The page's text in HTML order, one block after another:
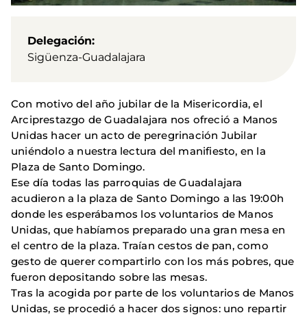
Delegación
Sigüenza-Guadalajara
Con motivo del año jubilar de la Misericordia, el
Arciprestazgo de Guadalajara nos ofreció a Manos
Unidas hacer un acto de peregrinación Jubilar
uniéndolo a nuestra lectura del manifiesto, en la
Plaza de Santo Domingo.
Ese día todas las parroquias de Guadalajara
acudieron a la plaza de Santo Domingo a las 19:00h
donde les esperábamos los voluntarios de Manos
Unidas, que habíamos preparado una gran mesa en
el centro de la plaza. Traían cestos de pan, como
gesto de querer compartirlo con los más pobres, que
fueron depositando sobre las mesas.
Tras la acogida por parte de los voluntarios de Manos
Unidas, se procedió a hacer dos signos: uno repartir